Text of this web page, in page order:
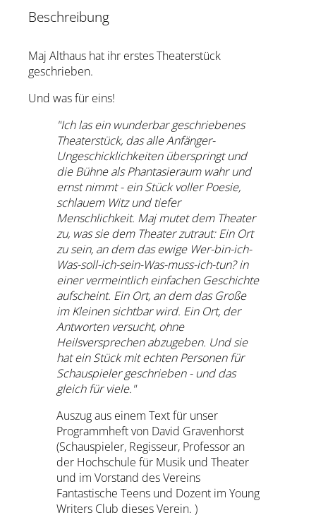
Beschreibung
Maj Althaus hat ihr erstes Theaterstück
geschrieben.
Und was für eins!
"Ich las ein wunderbar geschriebenes
Theaterstück, das alle Anfänger-
Ungeschicklichkeiten überspringt und
die Bühne als Phantasieraum wahr und
ernst nimmt - ein Stück voller Poesie,
schlauem Witz und tiefer
Menschlichkeit. Maj mutet dem Theater
zu, was sie dem Theater zutraut: Ein Ort
zu sein, an dem das ewige Wer-bin-ich-
Was-soll-ich-sein-Was-muss-ich-tun? in
einer vermeintlich einfachen Geschichte
aufscheint. Ein Ort, an dem das Große
im Kleinen sichtbar wird. Ein Ort, der
Antworten versucht, ohne
Heilsversprechen abzugeben. Und sie
hat ein Stück mit echten Personen für
Schauspieler geschrieben - und das
gleich für viele."
Auszug aus einem Text für unser
Programmheft von David Gravenhorst
(Schauspieler, Regisseur, Professor an
der Hochschule für Musik und Theater
und im Vorstand des Vereins
Fantastische Teens und Dozent im Young
Writers Club dieses Verein. )